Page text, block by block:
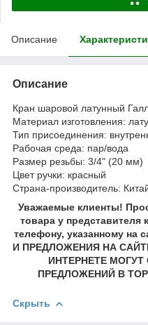
Описание
Описание
Кран шаровой латунный
Материал изготовления:
Тип присоединения:
Рабочая среда: пар/вода
Размер резьбы: 3/4" (20 мм)
Цвет ручки: красный
Страна-производитель:
Уважаемые клиенты!
товара у
телефону, указанному на
И ПРЕДЛОЖЕНИЯ НА
ИНТЕРНЕТЕ
ПРЕДЛОЖЕНИЙ В
Скрыть